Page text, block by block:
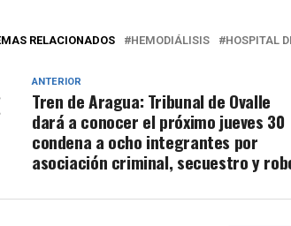
RELACIONADOS HEMODIÁLISIS HOSPITAL
ANTERIOR
Tren de Aragua: Tribunal de Ovalle
dará a conocer el próximo jueves 30
condena a ocho integrantes por
asociación criminal, secuestro y